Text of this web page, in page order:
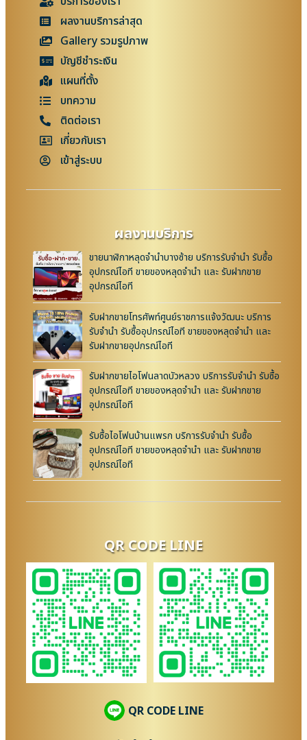
ผลงานบริการล่าสุด
Gallery รวมรูปภาพ
บัญชีชำระเงิน
แผนที่ตั้ง
บทความ
ติดต่อเรา
เกี่ยวกับเรา
เข้าสู่ระบบ
ผลงานบริการ
ขายนาฬิกาหลุดจำนำบางซ้าย บริการรับจำนำ รับซื้อ
อุปกรณ์ไอที ขายของหลุดจำนำ และ รับฝากขาย
อุปกรณ์ไอที
รับฝากขายโทรศัพท์ศูนย์ราชการแจ้งวัฒนะ บริการ
รับจำนำ รับซื้ออุปกรณ์ไอที ขายของหลุดจำนำ และ
รับฝากขายอุปกรณ์ไอที
รับฝากขายไอโฟนลาดบัวหลวง บริการรับจำนำ รับซื้อ
อุปกรณ์ไอที ขายของหลุดจำนำ และ รับฝากขาย
อุปกรณ์ไอที
รับซื้อไอโฟนบ้านแพรก บริการรับจำนำ รับซื้อ
อุปกรณ์ไอที ขายของหลุดจำนำ และ รับฝากขาย
อุปกรณ์ไอที
QR CODE LINE
QR CODE LINE